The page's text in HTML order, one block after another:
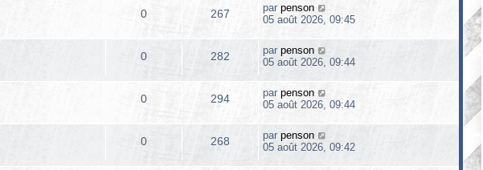
0 267 par penson
05 août 2026, 09:45
0 282 par penson
05 août 2026, 09:44
0 294 par penson
05 août 2026, 09:44
0 268 par penson
05 août 2026, 09:42